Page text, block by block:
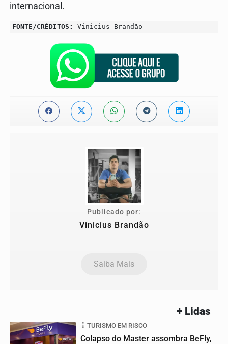
internacional.
FONTE/CRÉDITOS: Vinicius Brandão
Publicado por:
Vinicius Brandão
Saiba Mais
+ Lidas
TURISMO EM RISCO
Colapso do Master assombra BeFly,